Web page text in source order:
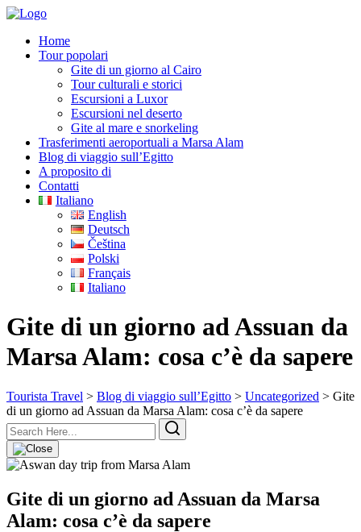
Home
Tour popolari
Gite di un giorno al Cairo
Tour culturali e storici
Escursioni a Luxor
Escursioni nel deserto
Gite al mare e snorkeling
Trasferimenti aeroportuali a Marsa Alam
Blog di viaggio sull’Egitto
A proposito di
Contatti
Italiano
English
Deutsch
Čeština
Polski
Français
Italiano
Gite di un giorno ad Assuan da
Marsa Alam: cosa c’è da sapere
Tourista Travel > Blog di viaggio sull’Egitto > Uncategorized > Gite
di un giorno ad Assuan da Marsa Alam: cosa c’è da sapere
Gite di un giorno ad Assuan da Marsa
Alam: cosa c’è da sapere